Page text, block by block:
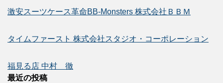
激安スーツケース革命BB-Monsters 株式会社ＢＢＭ
タイムファースト 株式会社スタジオ・コーポレーション
福見る店 中村 徹
最近の投稿